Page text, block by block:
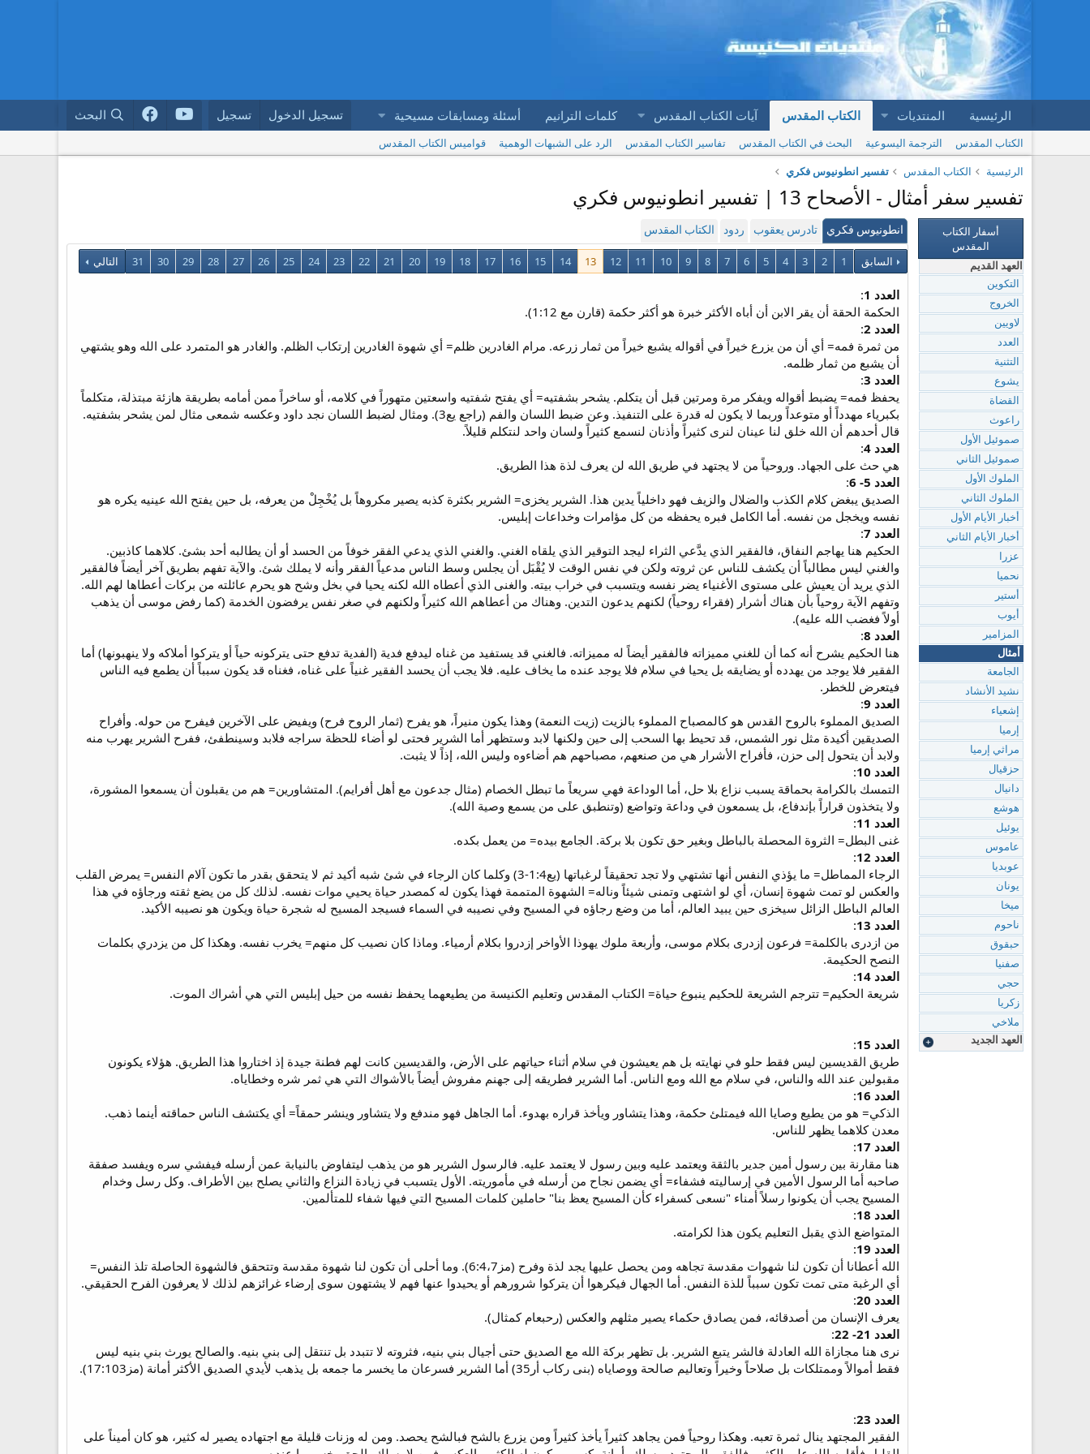
الرئيسية المنتديات الكتاب المقدس آيات الكتاب المقدس كلمات الترانيم أسئلة ومسابقات مسيحية تسجيل الدخول تسجيل البحث
الكتاب المقدس الترجمة اليسوعية البحث في الكتاب المقدس تفاسير الكتاب المقدس الرد على الشبهات الوهمية
قواميس الكتاب المقدس
الرئيسية
الكتاب المقدس تفسير انطونيوس فكري
تفسير سفر أمثال - الأصحاح 13 | تفسير انطونيوس فكري
انطونيوس فكري تادرس يعقوب ردود الكتاب المقدس
السابق 1
2
3
4
5
6
7
8
9
10
11
12
13
14
15
16
17
18
19
20
21
22
23
24
25
26
27
28
29
30
31 التالي
العدد 1
:
الحكمة الحقة أن يقر الابن أن أباه الأكثر خبرة هو أكثر حكمة (قارن مع 1:12).
العدد 2
:
من ثمرة فمه= أي أن من يزرع خيراً في أقواله يشبع خيراً من ثمار زرعه. مرام الغادرين ظلم= أي شهوة الغادرين إرتكاب الظلم. والغادر هو المتمرد على الله وهو يشتهي
أن يشبع من ثمار ظلمه.
العدد 3
:
يحفظ فمه= يضبط أقواله ويفكر مرة ومرتين قبل أن يتكلم. يشحر بشفتيه= أي يفتح شفتيه واسعتين متهوراً في كلامه، أو ساخراً ممن أمامه بطريقة هازئة مبتذلة، متكلماً
بكبرياء مهدداً أو متوعداً وربما لا يكون له قدرة على التنفيذ. وعن ضبط اللسان والفم (راجع يع3). ومثال لضبط اللسان نجد داود وعكسه شمعى مثال لمن يشحر بشفتيه.
قال أحدهم أن الله خلق لنا عينان لنرى كثيراً وأذنان لنسمع كثيراً ولسان واحد لنتكلم قليلاً.
العدد 4
:
هي حث على الجهاد. وروحياً من لا يجتهد في طريق الله لن يعرف لذة هذا الطريق.
العدد 5- 6
:
الصديق يبغض كلام الكذب والضلال والزيف فهو داخلياً يدين هذا. الشرير يخزى= الشرير بكثرة كذبه يصير مكروهاً بل يُخْجِلْ من يعرفه، بل حين يفتح الله عينيه يكره هو
نفسه ويخجل من نفسه. أما الكامل فبره يحفظه من كل مؤامرات وخداعات إبليس.
العدد 7
:
الحكيم هنا يهاجم النفاق، فالفقير الذي يدَّعي الثراء ليجد التوقير الذي يلقاه الغني. والغني الذي يدعي الفقر خوفاً من الحسد أو أن يطالبه أحد بشئ. كلاهما كاذبين.
والغني ليس مطالباً أن يكشف للناس عن ثروته ولكن في نفس الوقت لا يُقْبَل أن يجلس وسط الناس مدعياً الفقر وأنه لا يملك شئ. والآية تفهم بطريق آخر أيضاً فالفقير
الذي يريد أن يعيش على مستوى الأغنياء يضر نفسه ويتسبب في خراب بيته. والغنى الذي أعطاه الله لكنه يحيا في بخل وشح هو يحرم عائلته من بركات أعطاها لهم الله.
وتفهم الآية روحياً بأن هناك أشرار (فقراء روحياً) لكنهم يدعون التدين. وهناك من أعطاهم الله كثيراً ولكنهم في صغر نفس يرفضون الخدمة (كما رفض موسى أن يذهب
أولاً فغضب الله عليه).
العدد 8
:
هنا الحكيم يشرح أنه كما أن للغني مميزاته فالفقير أيضاً له مميزاته. فالغني قد يستفيد من غناه ليدفع فدية (الفدية تدفع حتى يتركونه حياً أو يتركوا أملاكه ولا ينهبونها) أما
الفقير فلا يوجد من يهدده أو يضايقه بل يحيا في سلام فلا يوجد عنده ما يخاف عليه. فلا يجب أن يحسد الفقير غنياً على غناه، فغناه قد يكون سبباً أن يطمع فيه الناس
فيتعرض للخطر.
العدد 9
:
الصديق المملوء بالروح القدس هو كالمصباح المملوء بالزيت (زيت النعمة) وهذا يكون منيراً، هو يفرح (ثمار الروح فرح) ويفيض على الآخرين فيفرح من حوله. وأفراح
الصديقين أكيدة مثل نور الشمس، قد تحيط بها السحب إلى حين ولكنها لابد وستظهر أما الشرير فحتى لو أضاء للحظة سراجه فلابد وسينطفئ، ففرح الشرير يهرب منه
ولابد أن يتحول إلى حزن، فأفراح الأشرار هي من صنعهم، مصباحهم هم أضاءوه وليس الله، إذاً لا يثبت.
العدد 10
:
التمسك بالكرامة بحماقة يسبب نزاع بلا حل، أما الوداعة فهي سريعاً ما تبطل الخصام (مثال جدعون مع أهل أفرايم). المتشاورين= هم من يقبلون أن يسمعوا المشورة،
ولا يتخذون قراراً بإندفاع، بل يسمعون في وداعة وتواضع (وتنطبق على من يسمع وصية الله).
العدد 11
:
غنى البطل= الثروة المحصلة بالباطل وبغير حق تكون بلا بركة. الجامع بيده= من يعمل بكده.
العدد 12
:
الرجاء المماطل= ما يؤذي النفس أنها تشتهي ولا تجد تحقيقاً لرغباتها (يع1:4-3) وكلما كان الرجاء في شئ شبه أكيد ثم لا يتحقق بقدر ما تكون آلام النفس= يمرض القلب
والعكس لو تمت شهوة إنسان، أي لو اشتهى وتمنى شيئاً وناله= الشهوة المتممة فهذا يكون له كمصدر حياة يحيي موات نفسه. لذلك كل من يضع ثقته ورجاؤه في هذا
العالم الباطل الزائل سيخزى حين يبيد العالم، أما من وضع رجاؤه في المسيح وفي نصيبه في السماء فسيجد المسيح له شجرة حياة ويكون هو نصيبه الأكيد.
العدد 13
:
من ازدرى بالكلمة= فرعون إزدرى بكلام موسى، وأربعة ملوك يهوذا الأواخر إزدروا بكلام أرمياء. وماذا كان نصيب كل منهم= يخرب نفسه. وهكذا كل من يزدري بكلمات
النصح الحكيمة.
العدد 14
:
شريعة الحكيم= تترجم الشريعة للحكيم ينبوع حياة= الكتاب المقدس وتعليم الكنيسة من يطيعهما يحفظ نفسه من حيل إبليس التي هي أشراك الموت.
العدد 15
:
طريق القديسين ليس فقط حلو في نهايته بل هم يعيشون في سلام أثناء حياتهم على الأرض، والقديسين كانت لهم فطنة جيدة إذ اختاروا هذا الطريق. هؤلاء يكونون
مقبولين عند الله والناس، في سلام مع الله ومع الناس. أما الشرير فطريقه إلى جهنم مفروش أيضاً بالأشواك التي هي ثمر شره وخطاياه.
العدد 16
:
الذكي= هو من يطيع وصايا الله فيمتلئ حكمة، وهذا يتشاور ويأخذ قراره بهدوء. أما الجاهل فهو مندفع ولا يتشاور وينشر حمقاً= أي يكتشف الناس حماقته أينما ذهب.
معدن كلاهما يظهر للناس.
العدد 17
:
هنا مقارنة بين رسول أمين جدير بالثقة ويعتمد عليه وبين رسول لا يعتمد عليه. فالرسول الشرير هو من يذهب ليتفاوض بالنيابة عمن أرسله فيفشي سره ويفسد صفقة
صاحبه أما الرسول الأمين في إرساليته فشفاء= أي يضمن نجاح من أرسله في مأموريته. الأول يتسبب في زيادة النزاع والثاني يصلح بين الأطراف. وكل رسل وخدام
المسيح يجب أن يكونوا رسلاً أمناء "نسعى كسفراء كأن المسيح يعظ بنا" حاملين كلمات المسيح التي فيها شفاء للمتألمين.
العدد 18
:
المتواضع الذي يقبل التعليم يكون هذا لكرامته.
العدد 19
:
الله أعطانا أن تكون لنا شهوات مقدسة تجاهه ومن يحصل عليها يجد لذة وفرح (مز6:4،7). وما أحلى أن تكون لنا شهوة مقدسة وتتحقق فالشهوة الحاصلة تلذ النفس=
أي الرغبة متى تمت تكون سبباً للذة النفس. أما الجهال فيكرهوا أن يتركوا شرورهم أو يحيدوا عنها فهم لا يشتهون سوى إرضاء غرائزهم لذلك لا يعرفون الفرح الحقيقي.
العدد 20
:
يعرف الإنسان من أصدقائه، فمن يصادق حكماء يصير مثلهم والعكس (رحبعام كمثال).
العدد 21- 22
:
نرى هنا مجازاة الله العادلة فالشر يتبع الشرير. بل تظهر بركة الله مع الصديق حتى أجيال بني بنيه، فثروته لا تتبدد بل تنتقل إلى بني بنيه. والصالح يورث بني بنيه ليس
فقط أموالاً وممتلكات بل صلاحاً وخيراً وتعاليم صالحة ووصاياه (بنى ركاب أر35) أما الشرير فسرعان ما يخسر ما جمعه بل يذهب لأيدي الصديق الأكثر أمانة (مز17:103).
العدد 23
:
الفقير المجتهد ينال ثمرة تعبه. وهكذا روحياً فمن يجاهد كثيراً يأخذ كثيراً ومن يزرع بالشح فبالشح يحصد. ومن له وزنات قليلة مع اجتهاده يصير له كثير، هو كان أميناً على
أسفار الكتاب
المقدس
العهد القديم
التكوين
الخروج
لاويين
العدد
التثنية
يشوع
القضاة
راعوث
صموئيل الأول
صموئيل الثاني
الملوك الأول
الملوك الثاني
أخبار الأيام الأول
أخبار الأيام الثاني
عزرا
نحميا
أستير
أيوب
المزامير
أمثال
الجامعة
نشيد الأنشاد
إشعياء
إرميا
مراثي إرميا
حزقيال
دانيال
هوشع
يوئيل
عاموس
عوبديا
يونان
ميخا
ناحوم
حبقوق
صفنيا
حجي
زكريا
ملاخي
العهد الجديد